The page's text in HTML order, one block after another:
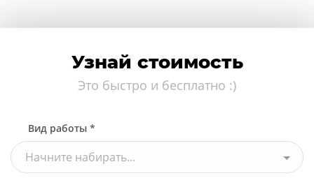
Узнай стоимость
Это быстро и бесплатно :)
Вид работы *
Начните набирать...